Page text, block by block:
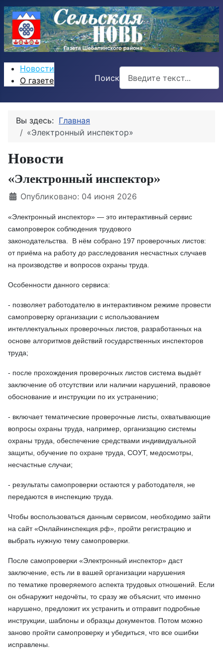
Новости
О газете
Поиск
Вы здесь: Главная
«Электронный инспектор»
Новости
«Электронный инспектор»
Информация о материале
Опубликовано: 04 июня 2026
«Электронный инспектор» — это интерактивный сервис
самопроверок соблюдения трудового
законодательства. В нём собрано 197 проверочных листов:
от приёма на работу до расследования несчастных случаев
на производстве и вопросов охраны труда.
Особенности данного сервиса:
- позволяет работодателю в интерактивном режиме провести
самопроверку организации с использованием
интеллектуальных проверочных листов, разработанных на
основе алгоритмов действий государственных инспекторов
труда;
- после прохождения проверочных листов система выдаёт
заключение об отсутствии или наличии нарушений, правовое
обоснование и инструкции по их устранению;
- включает тематические проверочные листы, охватывающие
вопросы охраны труда, например, организацию системы
охраны труда, обеспечение средствами индивидуальной
защиты, обучение по охране труда, СОУТ, медосмотры,
несчастные случаи;
- результаты самопроверки остаются у работодателя, не
передаются в инспекцию труда.
Чтобы воспользоваться данным сервисом, необходимо зайти
на сайт «Онлайнинспекция.рф», пройти регистрацию и
выбрать нужную тему самопроверки.
После самопроверки «Электронный инспектор» даст
заключение, есть ли в вашей организации нарушения
по тематике проверяемого аспекта трудовых отношений. Если
он обнаружит недочёты, то сразу же объяснит, что именно
нарушено, предложит их устранить и отправит подробные
инструкции, шаблоны и образцы документов. Потом можно
заново пройти самопроверку и убедиться, что все ошибки
исправлены.